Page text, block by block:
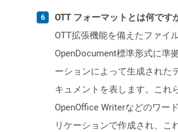
OTT フォーマットとは何です
OTT拡張機能を備えたファイ
OpenDocument標準形式に準
ーションによって生成された
キュメントを表します。これ
OpenOffice Writerなどのワー
リケーションで作成され、こ